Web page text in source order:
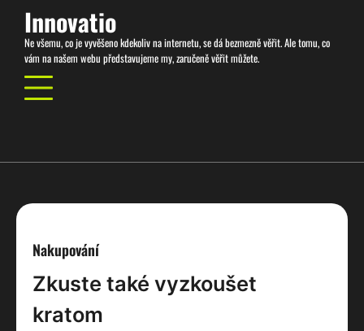
content
Innovatio
Ne všemu, co je vyvěšeno kdekoliv na internetu, se dá bezmezně věřit. Ale tomu, co
vám na našem webu představujeme my, zaručeně věřit můžete.
Nakupování
Zkuste také vyzkoušet
kratom